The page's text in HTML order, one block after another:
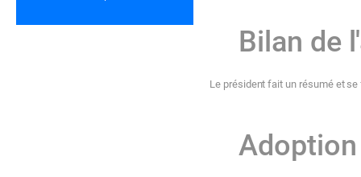
Bilan de
Le président fait un résumé etse
Adoption